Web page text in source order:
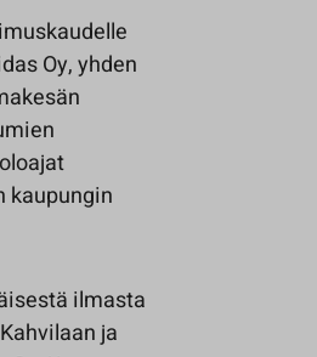
Oy, yhden
kaupungin
ilmasta
ja